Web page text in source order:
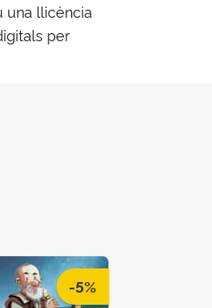
una llicència
per
-5%